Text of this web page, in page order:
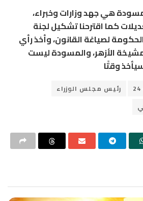
هي جهد وزارات وخبراء،
كما اقترحنا تشكيل لجنة
لصياغة القانون، وأخذ رأي
الأزهر، والمسودة ليست
وقتًا
رئيس مجلس الوزراء